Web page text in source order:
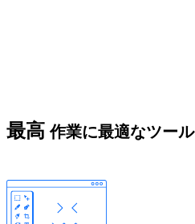
最高作業に最適なツール